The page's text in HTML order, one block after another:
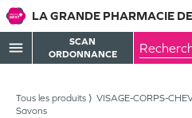
LA GRANDE PHARMACIE
menu
SCAN
ORDONNANCE
Tous les produits VISAGE-CORPS-
Savons